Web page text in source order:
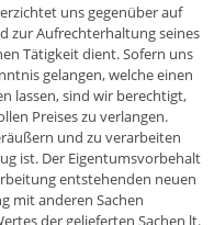
uns gegenüber auf
zur Aufrechterhaltung seines
Tätigkeit dient. Sofern uns
gelangen, welche einen
lassen, sind wir berechtigt,
Preises zu verlangen.
und zu verarbeiten
ist. Der Eigentumsvorbehalt
entstehenden neuen
mit anderen Sachen
der gelieferten Sachen lt.